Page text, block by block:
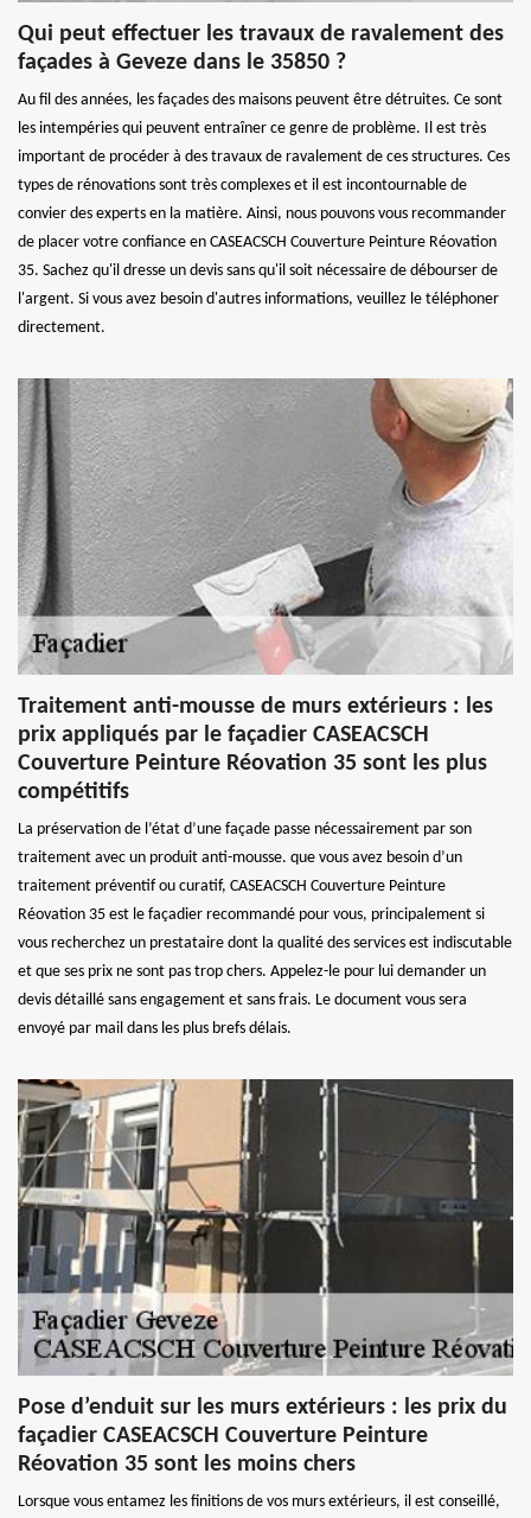
Qui peut effectuer les travaux de ravalement des
façades à Geveze dans le 35850 ?
Au fil des années, les façades des maisons peuvent être détruites. Ce sont
les intempéries qui peuvent entraîner ce genre de problème. Il est très
important de procéder à des travaux de ravalement de ces structures. Ces
types de rénovations sont très complexes et il est incontournable de
convier des experts en la matière. Ainsi, nous pouvons vous recommander
de placer votre confiance en CASEACSCH Couverture Peinture Réovation
35. Sachez qu'il dresse un devis sans qu'il soit nécessaire de débourser de
l'argent. Si vous avez besoin d'autres informations, veuillez le téléphoner
directement.
Traitement anti-mousse de murs extérieurs : les
prix appliqués par le façadier CASEACSCH
Couverture Peinture Réovation 35 sont les plus
compétitifs
La préservation de l’état d’une façade passe nécessairement par son
traitement avec un produit anti-mousse. que vous avez besoin d’un
traitement préventif ou curatif, CASEACSCH Couverture Peinture
Réovation 35 est le façadier recommandé pour vous, principalement si
vous recherchez un prestataire dont la qualité des services est indiscutable
et que ses prix ne sont pas trop chers. Appelez-le pour lui demander un
devis détaillé sans engagement et sans frais. Le document vous sera
envoyé par mail dans les plus brefs délais.
Pose d’enduit sur les murs extérieurs : les prix du
façadier CASEACSCH Couverture Peinture
Réovation 35 sont les moins chers
Lorsque vous entamez les finitions de vos murs extérieurs, il est conseillé,